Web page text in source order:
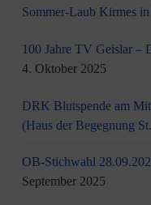
Sommer-Laub Kirmes
100 Jahre TV Geislar –
4. Oktober 2025
DRK Blutspende am
(Haus der Begegnung
OB-Stichwahl
September 2025